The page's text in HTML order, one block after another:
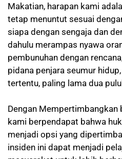
Makatian, harapan kami
tetap menuntut sesuai
siapa dengan sengaja dan
dahulu merampas nyawa
pembunuhan dengan
pidana penjara seumur
tertentu, paling lama dua
Dengan Mempertimbangkan
kami berpendapat bahwa
menjadi opsi yang
insiden ini dapat menjadi